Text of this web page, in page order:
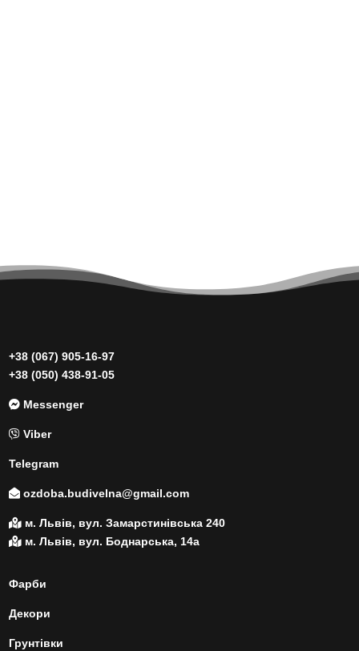
+38 (067) 905-16-97
+38 (050) 438-91-05
Messenger
Viber
Telegram
ozdoba.budivelna@gmail.com
м. Львів, вул. Замарстинівська 240
м. Львів, вул. Боднарська, 14а
Фарби
Декори
Грунтівки